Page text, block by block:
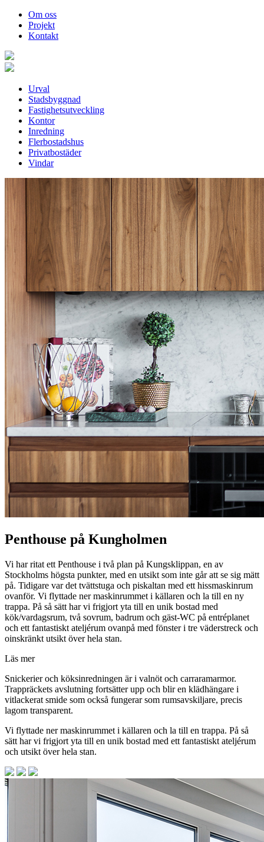
Om oss
Projekt
Kontakt
Urval
Stadsbyggnad
Fastighetsutveckling
Kontor
Inredning
Flerbostadshus
Privatbostäder
Vindar
Penthouse på Kungholmen
Vi har ritat ett Penthouse i två plan på Kungsklippan, en av
Stockholms högsta punkter, med en utsikt som inte går att se sig mätt
på. Tidigare var det tvättstuga och piskaltan med ett hissmaskinrum
ovanför. Vi flyttade ner maskinrummet i källaren och la till en ny
trappa. På så sätt har vi frigjort yta till en unik bostad med
kök/vardagsrum, två sovrum, badrum och gäst-WC på entréplanet
och ett fantastiskt ateljérum ovanpå med fönster i tre väderstreck och
oinskränkt utsikt över hela stan.
Läs mer
Snickerier och köksinredningen är i valnöt och carraramarmor.
Trappräckets avslutning fortsätter upp och blir en klädhängare i
vitlackerat smide som också fungerar som rumsavskiljare, precis
lagom transparent.
Vi flyttade ner maskinrummet i källaren och la till en trappa. På så
sätt har vi frigjort yta till en unik bostad med ett fantastiskt ateljérum
och utsikt över hela stan.